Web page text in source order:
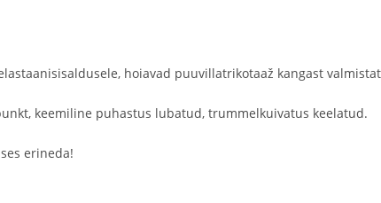
hoiavad puuvillatrikotaaž kangast
keemiline puhastus lubatud, trummelkuivatus keelatud.
erineda!